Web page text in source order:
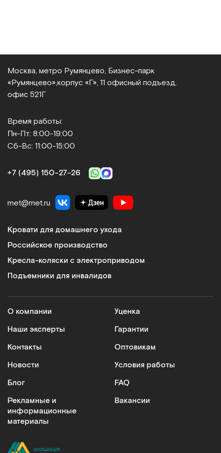
Москва, метро Румянцево, Бизнес‑парк
«Румянцево», корпус «Г», 11 офисный подъезд,
офис 521Г
Время работы:
Пн-Пт: 8:00-19:00
Сб-Вс: 11:00-15:00
+7 (495) 150‑27‑26
met@met.ru
Кровати для домашнего ухода
Российское производство
Кресла-коляски с электроприводом
Подъемники для инвалидов
О компании
Наши эксперты
Контакты
Новости
Блог
Рекламные и
информационные
материалы
Уценка
Гарантии
Оптовикам
Условия работы
FAQ
Вакансии